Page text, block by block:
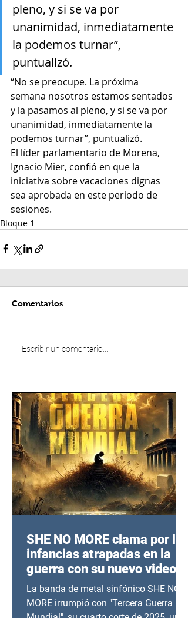
pleno, y si se va por
unanimidad, inmediatamente
la podemos turnar”,
puntualizó.
“No se preocupe. La próxima
semana nosotros estamos sentados
y la pasamos al pleno, y si se va por
unanimidad, inmediatamente la
podemos turnar”, puntualizó.
El líder parlamentario de Morena,
Ignacio Mier, confió en que la
iniciativa sobre vacaciones dignas
sea aprobada en este periodo de
sesiones.
Bloque 1
Comentarios
Escribir un comentario...
SHE NO MORE clama por las
infancias atrapadas en la
guerra con su nuevo video
TERCERA GUERRA
MUNDIAL
La banda de metal sinfónico SHE NO
MORE irrumpió con "Tercera Guerra